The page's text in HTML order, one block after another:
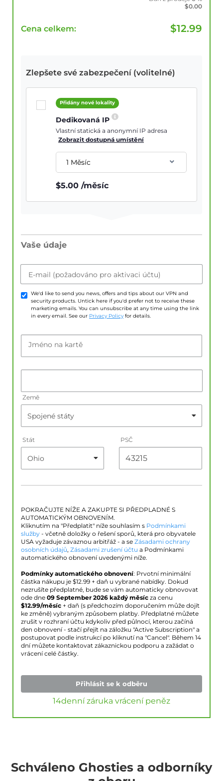
$0.00
Cena celkem: $12.99
Zlepšete své zabezpečení (volitelné)
Přidány nové lokality
Dedikovaná IP
Vlastní statická a anonymní IP adresa
Zobrazit dostupná umístění
1 Měsíc
$5.00 /měsíc
Vaše údaje
E-mail (požadováno pro aktivaci účtu)
We'd like to send you news, offers and tips about our VPN and
security products. Untick here if you'd prefer not to receive these
marketing emails. You can unsubscribe at any time using the link
in every email. See our Privacy Policy for details.
Jméno na kartě
Země
Stát PSČ
POKRAČUJTE NÍŽE A ZAKUPTE SI PŘEDPLADNÉ S
AUTOMATICKÝM OBNOVENÍM.
Kliknutím na "Předplatit" níže souhlasím s Podmínkami
služby - včetně doložky o řešení sporů, která pro obyvatele
USA vyžaduje závaznou arbitřáž - a se Zásadami ochrany
osobních údajů, Zásadami zrušení účtu a Podmínkami
automatického obnovení uvedenými níže.
Podmínky automatického obnovení: Prvotní minimální
částka nákupu je $12.99 + daň u vybrané nabídky. Dokud
nezrušíte předplatné, bude se vám automaticky obnovovat
ode dne 09 September 2026 každý měsíc za cenu
$12.99/měsíc + daň (s předchozím doporučením může dojít
ke změně) vybraným způsobem platby. Předplatné můžete
zrušit v rozhraní účtu kdykoliv před půlnocí, kterou začíná
den obnovení - stačí přejít na záložku "Active Subscription" a
postupovat podle instrukcí po kliknutí na "Cancel". Během 14
dní můžete kontaktovat zákaznickou podporu a zažádat o
vrácení celé částky.
Přihlásit se k odběru
14denní záruka vrácení peněz
Schváleno Ghosties a odborníky